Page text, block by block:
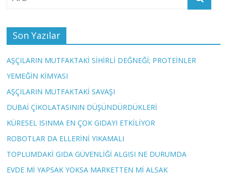
Son Yazılar
AŞÇILARIN MUTFAKTAKİ SİHİRLİ DEĞNEĞİ; PROTEİNLER
YEMEĞİN KİMYASI
AŞÇILARIN MUTFAKTAKİ SAVAŞI
DUBAİ ÇİKOLATASININ DÜŞÜNDÜRDÜKLERİ
KÜRESEL ISINMA EN ÇOK GIDAYI ETKİLİYOR
ROBOTLAR DA ELLERİNİ YIKAMALI
TOPLUMDAKİ GIDA GÜVENLİĞİ ALGISI NE DURUMDA
EVDE Mİ YAPSAK YOKSA MARKETTEN Mİ ALSAK